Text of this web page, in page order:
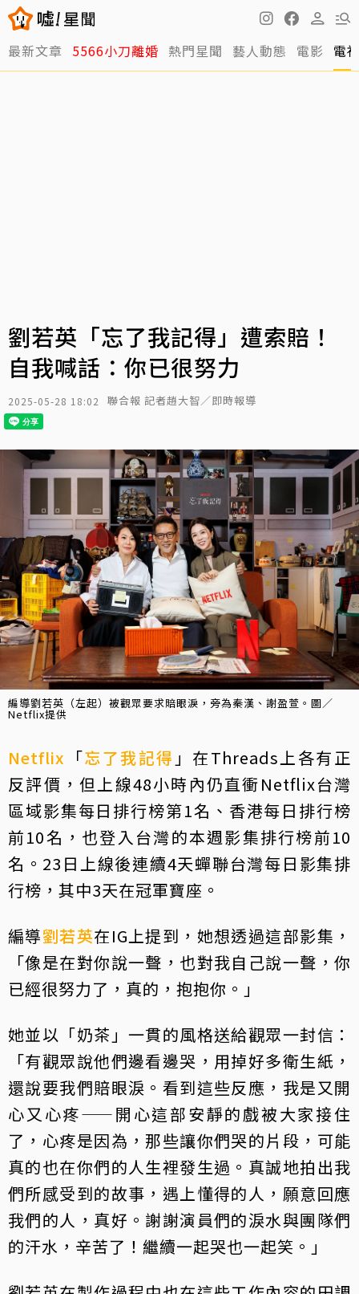
最新文章 5566小刀離婚 熱門星聞 藝人動態 電影 電
劉若英「忘了我記得」遭索賠！
自我喊話：你已很努力
2025-05-28 18:02 聯合報 記者趙大智／即時報導
編導劉若英（左起）被觀眾要求賠眼淚，旁為秦漢、謝盈萱。圖／
Netflix提供
Netflix 「忘了我記得 」在Threads上各有正
反評價，但上線48小時內仍直衝Netflix台灣
區域影集每日排行榜第1名、香港每日排行榜
前10名，也登入台灣的本週影集排行榜前10
名。23日上線後連續4天蟬聯台灣每日影集排
行榜，其中3天在冠軍寶座。
編導劉若英在IG上提到，她想透過這部影集，
「像是在對你說一聲，也對我自己說一聲，你
已經很努力了，真的，抱抱你。」
她並以「奶茶」一貫的風格送給觀眾一封信：
「有觀眾說他們邊看邊哭，用掉好多衛生紙，
還說要我們賠眼淚。看到這些反應，我是又開
心又心疼——開心這部安靜的戲被大家接住
了，心疼是因為，那些讓你們哭的片段，可能
真的也在你們的人生裡發生過。真誠地拍出我
們所感受到的故事，遇上懂得的人，願意回應
我們的人，真好。謝謝演員們的淚水與團隊們
的汗水，辛苦了！繼續一起哭也一起笑。」